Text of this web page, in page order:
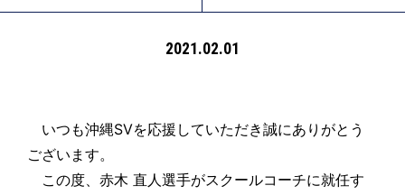
2021.02.01
いつも沖縄SVを応援していただき誠にありがとう
ございます。
この度、赤木 直人選手がスクールコーチに就任す